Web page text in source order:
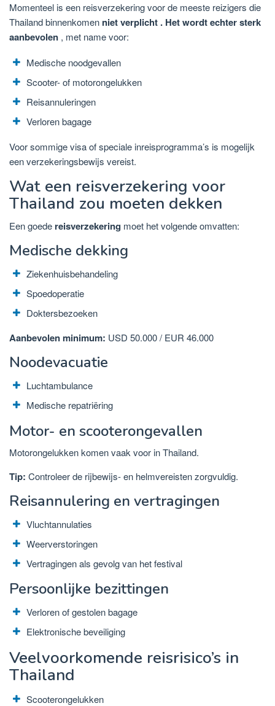
Momenteel is een reisverzekeringvoor de meeste reizigers die
Thailand binnenkomen niet verplicht . Het wordt echtersterk
aanbevolen , met name voor:
Medische noodgevallen
Scooter- of motorongelukken
Reisannuleringen
Verloren bagage
Voor sommige visa of speciale inreisprogramma’s is mogelijk
een verzekeringsbewijs vereist.
Wat een reisverzekering voor
Thailand zou moeten dekken
Een goede reisverzekering moet het volgende omvatten:
Medische dekking
Ziekenhuisbehandeling
Spoedoperatie
Doktersbezoeken
Aanbevolen minimum: USD 50.000 / EUR 46.000
Noodevacuatie
Luchtambulance
Medische repatriëring
Motor- en scooterongevallen
Motorongelukken komen vaak voor in Thailand.
Tip: Controleer de rijbewijs- en helmvereisten zorgvuldig.
Reisannulering en vertragingen
Vluchtannulaties
Weerverstoringen
Vertragingen als gevolg van het festival
Persoonlijke bezittingen
Verloren of gestolen bagage
Elektronische beveiliging
Veelvoorkomende reisrisico’s in
Thailand
Scooterongelukken